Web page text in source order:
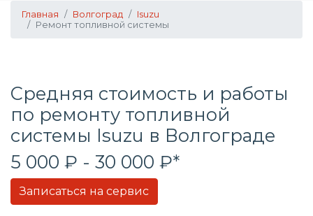
Главная Волгоград
Isuzu
Ремонт топливной системы
Средняя стоимость и работы
по ремонту топливной
системы Isuzu в Волгограде
5 000 ₽ - 30 000 ₽*
Записаться на сервис